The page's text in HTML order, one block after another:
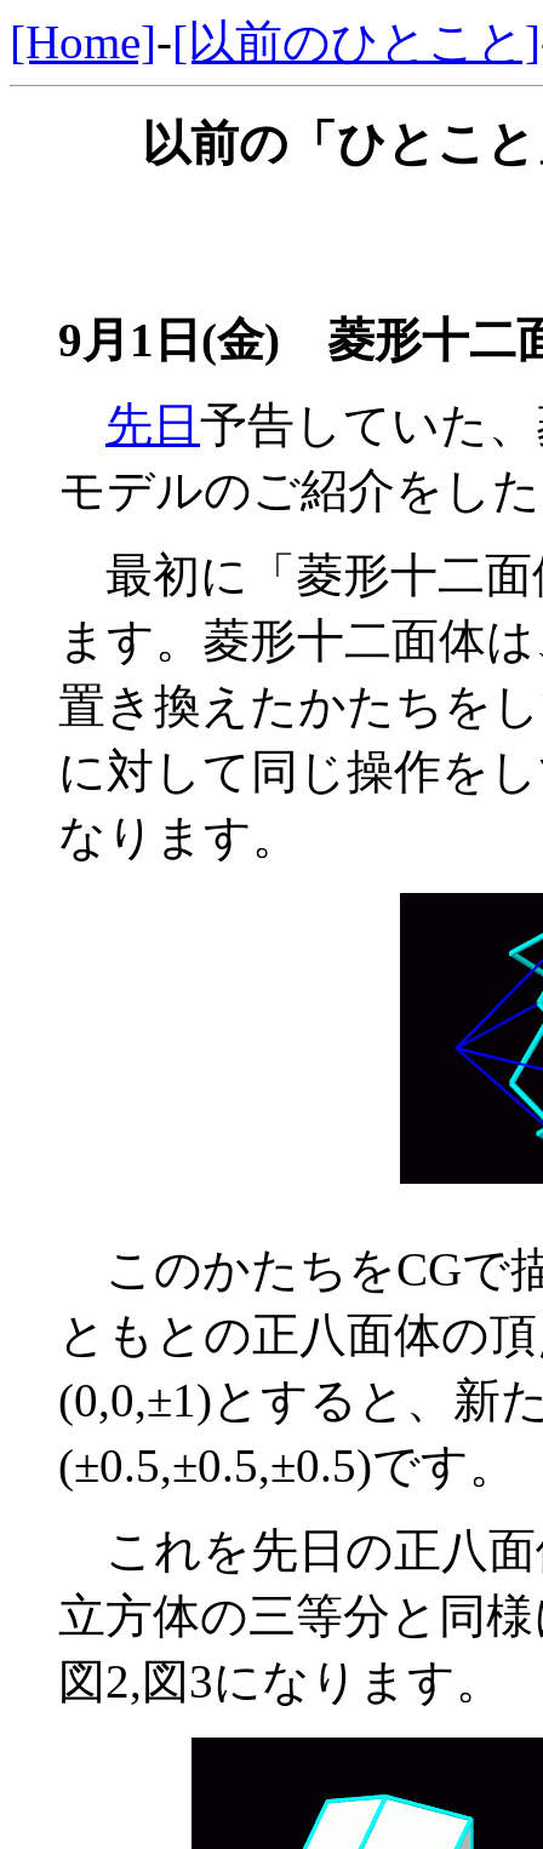
[Home]-[以前のひとこと]
以前の「ひとこ
9月1日(金) 菱形十二
先日 予告していた
モデルのご紹介をし
最初に「菱形十二
ます。菱形十二面体
置き換えたかたちを
に対して同じ操作を
なります。
このかたちをCGで
ともとの正八面体の
(0,0,±1)とすると、新
(±0.5,±0.5,±0.5)です。
これを先日の正八
立方体の三等分と同
図2,図3になります。